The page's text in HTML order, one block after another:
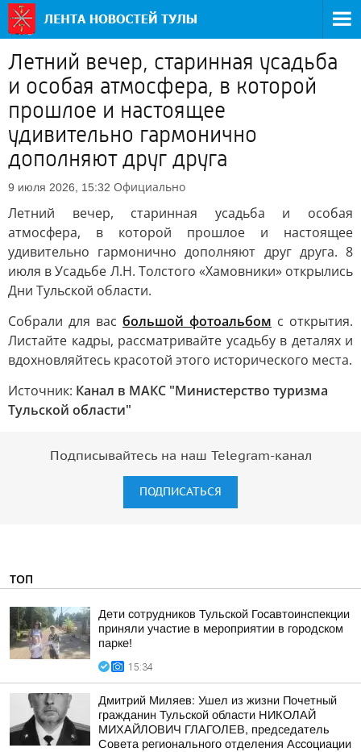
Летний вечер, старинная усадьба
и особая атмосфера, в которой
прошлое и настоящее
удивительно гармонично
дополняют друг друга
9 июля 2026, 15:32 Официально
Летний вечер, старинная усадьба и особая
атмосфера, в которой прошлое и настоящее
удивительно гармонично дополняют друг друга. 8
июля в Усадьбе Л.Н. Толстого «Хамовники» открылись
Дни Тульской области.
Собрали для вас большой фотоальбом с открытия.
Листайте кадры, рассматривайте усадьбу в деталях и
вдохновляйтесь красотой этого исторического места.
Источник: Канал в МАКС "Министерство туризма
Тульской области"
Подписывайтесь на наш Telegram-канал
ПОДПИСАТЬСЯ
ТОП
Дети сотрудников Тульской Госавтоинспекции
приняли участие в мероприятии в городском
парке!
15:34
Дмитрий Миляев: Ушел из жизни Почетный
гражданин Тульской области НИКОЛАЙ
МИХАЙЛОВИЧ ГЛАГОЛЕВ, председатель
Совета регионального отделения Ассоциации